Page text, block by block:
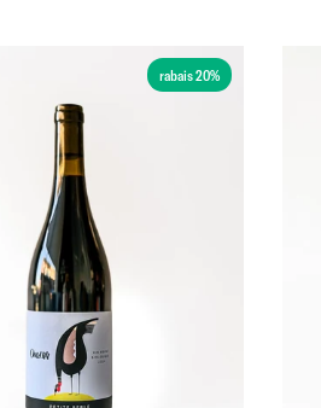
rabais 20%